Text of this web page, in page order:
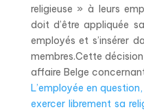
religieuse » à leurs
doit d’être appliquée
employés et s’insérer
membres.Cette
affaire Belge
L’employée en
exercer librement sa